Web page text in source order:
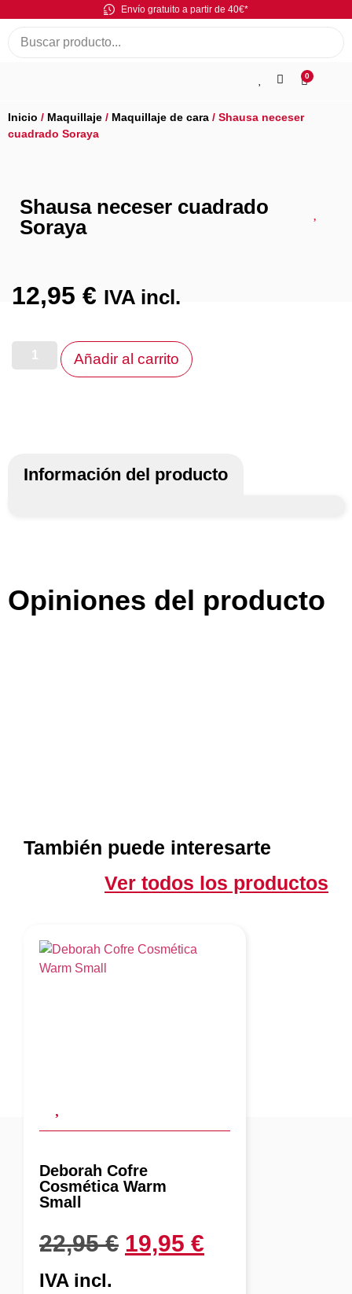
Envío gratuito a partir de 40€*
0
Inicio / Maquillaje / Maquillaje de cara / Shausa neceser
cuadrado Soraya
Shausa neceser cuadrado
Soraya
12,95 € IVA incl.
Añadir al carrito
Información del producto
Opiniones del producto
También puede interesarte
Ver todos los productos
Deborah Cofre
Cosmética Warm
Small
22,95€ 19,95 €
IVA incl.